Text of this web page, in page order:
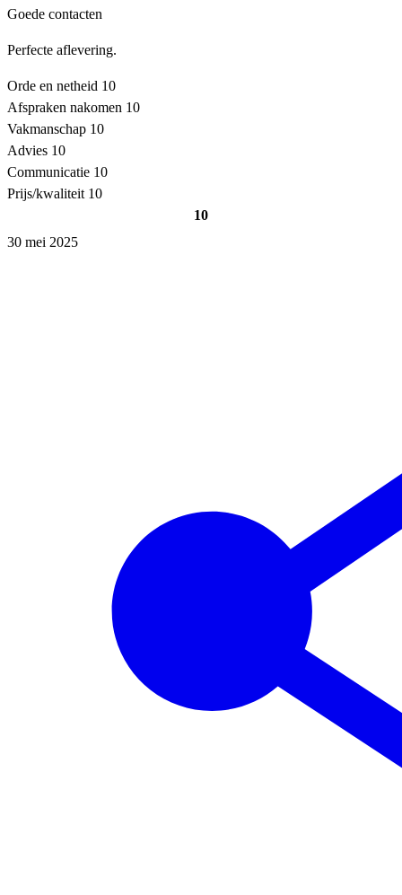
Goede contacten
Perfecte aflevering.
Orde en netheid 10
Afspraken nakomen 10
Vakmanschap 10
Advies 10
Communicatie 10
Prijs/kwaliteit 10
10
30 mei 2025